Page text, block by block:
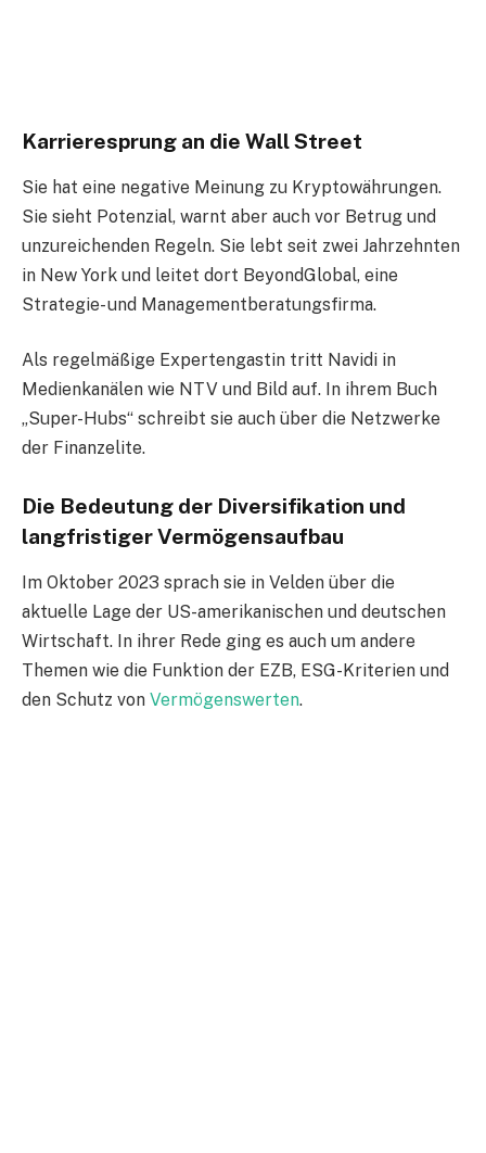
Karrieresprung an die Wall Street
Sie hat eine negative Meinung zu Kryptowährungen.
Sie sieht Potenzial, warnt aber auch vor Betrug und
unzureichenden Regeln. Sie lebt seit zwei Jahrzehnten
in New York und leitet dort BeyondGlobal, eine
Strategie- und Managementberatungsfirma.
Als regelmäßige Expertengastin tritt Navidi in
Medienkanälen wie NTV und Bild auf. In ihrem Buch
„Super-Hubs“ schreibt sie auch über die Netzwerke
der Finanzelite.
Die Bedeutung der Diversifikation und
langfristiger Vermögensaufbau
Im Oktober 2023 sprach sie in Velden über die
aktuelle Lage der US-amerikanischen und deutschen
Wirtschaft. In ihrer Rede ging es auch um andere
Themen wie die Funktion der EZB, ESG-Kriterien und
den Schutz von Vermögenswerten.